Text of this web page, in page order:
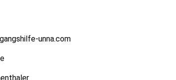
unna.com